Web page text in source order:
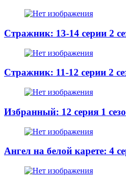
Стражник: 13-14 серии 2
Стражник: 11-12 серии 2
Избранный: 12 серия 1
Ангел на белой карете: 4